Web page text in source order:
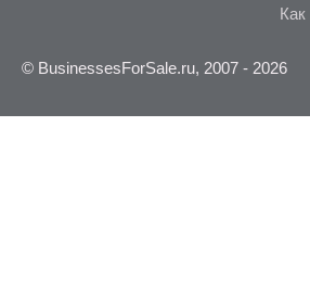
Как
© BusinessesForSale.ru, 2007 - 2026